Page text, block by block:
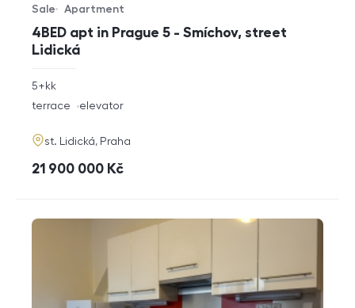
4BED apt in Prague 5 - Smíchov, street
Lidická
Offer type
Sale
Property type
Apartment
rozměry
disposition
5+kk
funkce
terrace elevator
adresa
st. Lidická, Praha
cena
21 900 000 Kč